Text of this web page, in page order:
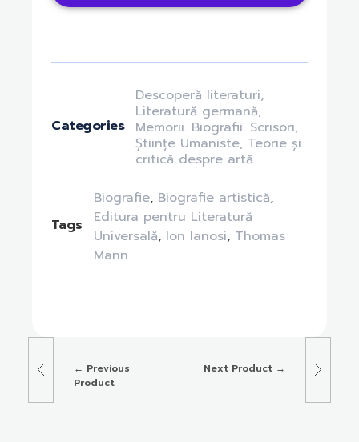
Categories
Descoperă literaturi,
Literatură germană,
Memorii. Biografii. Scrisori,
Științe Umaniste, Teorie și
critică despre artă
Tags
Biografie, Biografie artistică,
Editura pentru Literatură
Universală, Ion Ianosi, Thomas
Mann
Previous
Product
Next Product